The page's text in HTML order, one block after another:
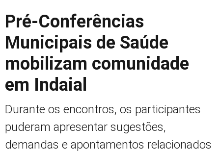
Pré-Conferências
Municipais de Saúde
mobilizam comunidade
em Indaial
Durante os encontros, os participantes
puderam apresentar sugestões,
demandas e apontamentos relacionados